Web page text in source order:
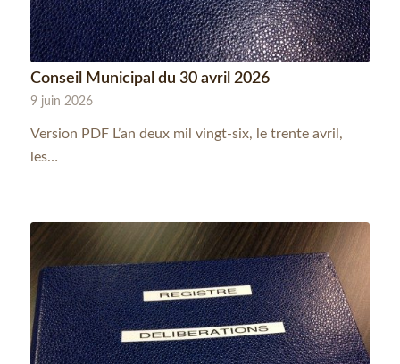
Conseil Municipal du 30 avril 2026
9 juin 2026
Version PDF L’an deux mil vingt-six, le trente avril,
les…